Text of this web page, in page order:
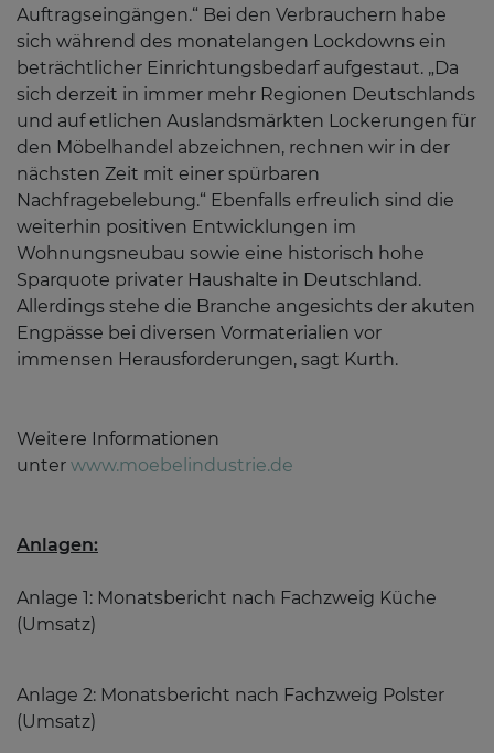
Auftragseingängen.“ Bei den Verbrauchern habe
sich während des monatelangen Lockdowns ein
beträchtlicher Einrichtungsbedarf aufgestaut. „Da
sich derzeit in immer mehr Regionen Deutschlands
und auf etlichen Auslandsmärkten Lockerungen für
den Möbelhandel abzeichnen, rechnen wir in der
nächsten Zeit mit einer spürbaren
Nachfragebelebung.“ Ebenfalls erfreulich sind die
weiterhin positiven Entwicklungen im
Wohnungsneubau sowie eine historisch hohe
Sparquote privater Haushalte in Deutschland.
Allerdings stehe die Branche angesichts der akuten
Engpässe bei diversen Vormaterialien vor
immensen Herausforderungen, sagt Kurth.
Weitere Informationen
unter www.moebelindustrie.de
Anlagen:
Anlage 1: Monatsbericht nach Fachzweig Küche
(Umsatz)
Anlage 2: Monatsbericht nach Fachzweig Polster
(Umsatz)